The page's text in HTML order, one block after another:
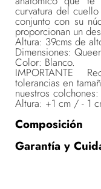
curvatura del
conjunto con su
proporcionan un
Altura: 39cms de
Dimensiones:
Color: Blanco.
IMPORTANTE
tolerancias en
nuestros
Altura: +1 cm / - 1
Composición
Garantía y